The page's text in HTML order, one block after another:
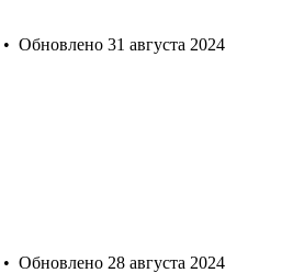
• Обновлено 31 августа 2024
• Обновлено 28 августа 2024